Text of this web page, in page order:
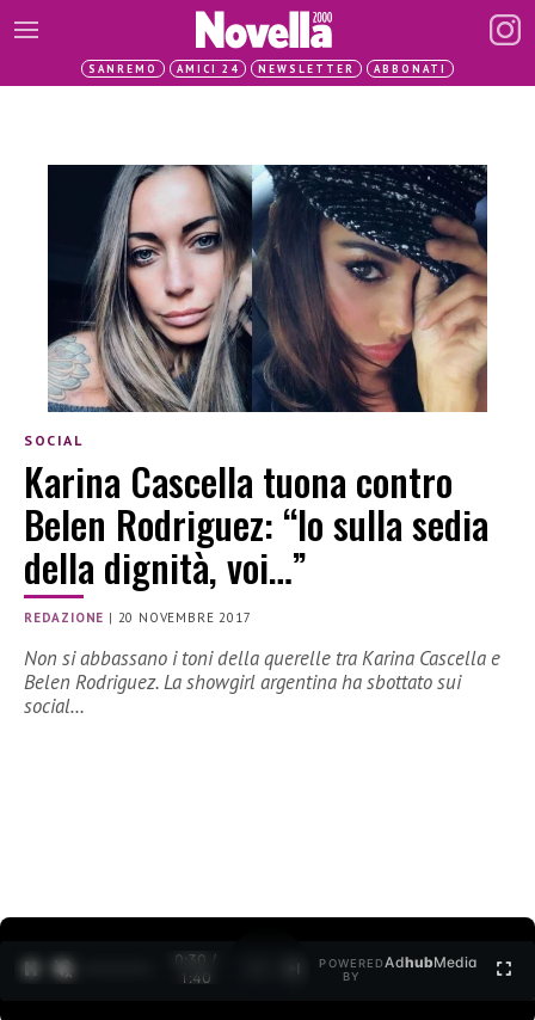
SANREMO AMICI 24 NEWSLETTER ABBONATI
SOCIAL
Karina Cascella tuona contro
Belen Rodriguez: “Io sulla sedia
della dignità, voi…”
REDAZIONE | 20 NOVEMBRE 2017
Non si abbassano i toni della querelle tra Karina Cascella e
Belen Rodriguez. La showgirl argentina ha sbottato sui
social…
0:31 /
1:40
POWERED
BY
AdhubMedia